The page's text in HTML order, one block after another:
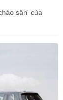
sân' của